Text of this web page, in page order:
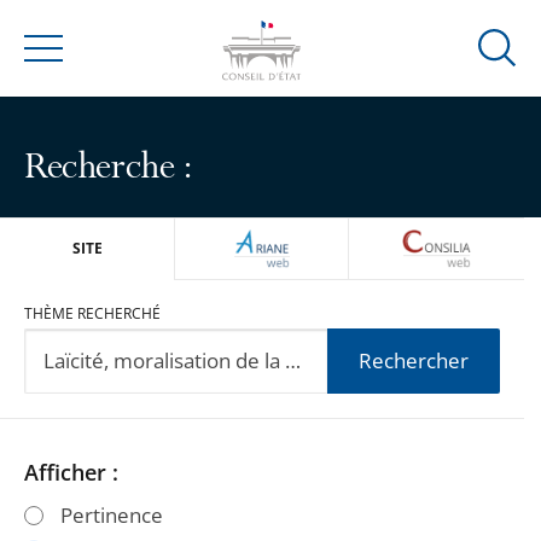
Menu
Ouvrir
Recherche :
SITE ARIANEWEB
THÈME RECHERCHÉ
Rechercher
Passer
les
Passer
les
Afficher :
Pertinence